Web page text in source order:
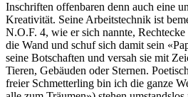
Inschriften offenbaren denn auch eine
Kreativität. Seine Arbeitstechnik ist
N.O.F. 4, wie er sich nannte,
die Wand und schuf sich damit sein
seine Botschaften und versah sie mit
Tieren, Gebäuden oder Sternen.
freier Schmetterling bin ich die ganze